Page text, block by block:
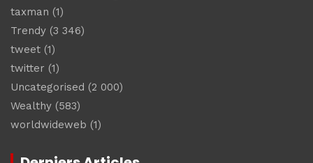
taxman (1)
Trendy (3 346)
tweet (1)
twitter (1)
Uncategorised (2 000)
Wealthy (583)
worldwideweb (1)